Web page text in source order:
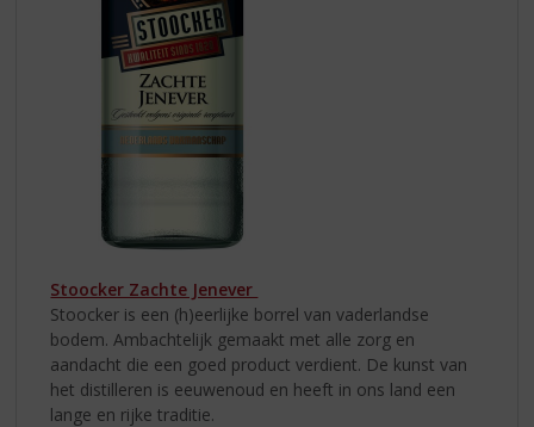
Stoocker Zachte Jenever
Stoocker is een (h)eerlijke borrel van vaderlandse
bodem. Ambachtelijk gemaakt met alle zorg en
aandacht die een goed product verdient. De kunst van
het distilleren is eeuwenoud en heeft in ons land een
lange en rijke traditie.